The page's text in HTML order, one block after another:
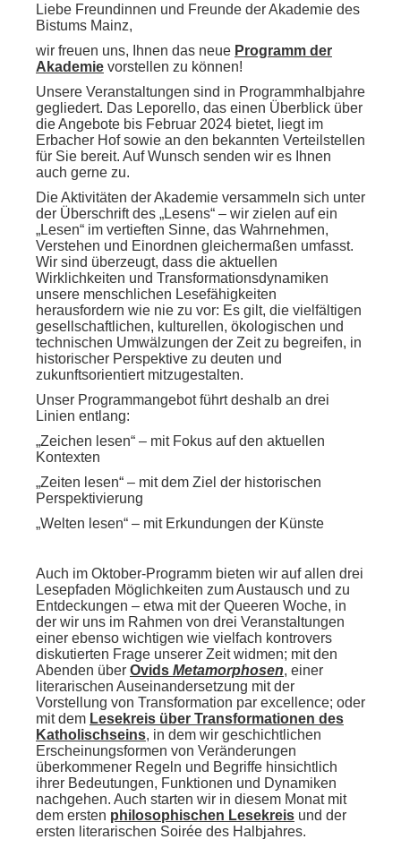
Liebe Freundinnen und Freunde der Akademie des
Bistums Mainz,
wir freuen uns, Ihnen das neue Programm der
Akademie vorstellen zu können!
Unsere Veranstaltungen sind in Programmhalbjahre
gegliedert. Das Leporello, das einen Überblick über
die Angebote bis Februar 2024 bietet, liegt im
Erbacher Hof sowie an den bekannten Verteilstellen
für Sie bereit. Auf Wunsch senden wir es Ihnen
auch gerne zu.
Die Aktivitäten der Akademie versammeln sich unter
der Überschrift des „Lesens“ – wir zielen auf ein
„Lesen“ im vertieften Sinne, das Wahrnehmen,
Verstehen und Einordnen gleichermaßen umfasst.
Wir sind überzeugt, dass die aktuellen
Wirklichkeiten und Transformationsdynamiken
unsere menschlichen Lesefähigkeiten
herausfordern wie nie zu vor: Es gilt, die vielfältigen
gesellschaftlichen, kulturellen, ökologischen und
technischen Umwälzungen der Zeit zu begreifen, in
historischer Perspektive zu deuten und
zukunftsorientiert mitzugestalten.
Unser Programmangebot führt deshalb an drei
Linien entlang:
„Zeichen lesen“ – mit Fokus auf den aktuellen
Kontexten
„Zeiten lesen“ – mit dem Ziel der historischen
Perspektivierung
„Welten lesen“ – mit Erkundungen der Künste
Auch im Oktober-Programm bieten wir auf allen drei
Lesepfaden Möglichkeiten zum Austausch und zu
Entdeckungen – etwa mit der Queeren Woche, in
der wir uns im Rahmen von drei Veranstaltungen
einer ebenso wichtigen wie vielfach kontrovers
diskutierten Frage unserer Zeit widmen; mit den
Abenden über Ovids Metamorphosen, einer
literarischen Auseinandersetzung mit der
Vorstellung von Transformation par excellence; oder
mit dem Lesekreis über Transformationen des
Katholischseins, in dem wir geschichtlichen
Erscheinungsformen von Veränderungen
überkommener Regeln und Begriffe hinsichtlich
ihrer Bedeutungen, Funktionen und Dynamiken
nachgehen. Auch starten wir in diesem Monat mit
dem ersten philosophischen Lesekreis und der
ersten literarischen Soirée des Halbjahres.